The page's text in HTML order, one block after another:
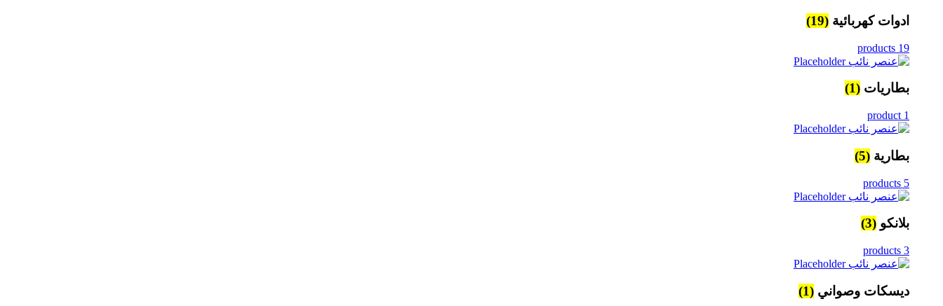
ادوات كهربائية (19)
19 products
بطاريات (1)
1 product
بطارية (5)
5 products
بلانكو (3)
3 products
ديسكات وصواني (1)